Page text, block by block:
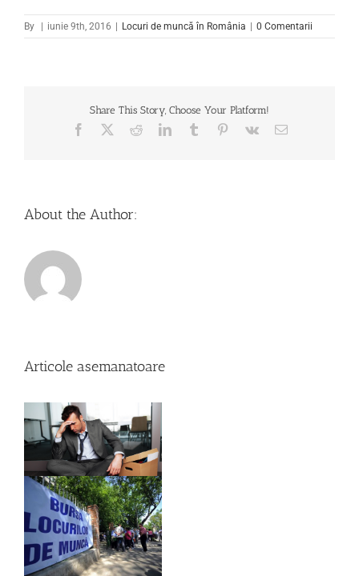
By iunie 9th, 2016 Locuri de muncă în România 0 Comentarii
Share This Story, Choose Your Platform!
Facebook RedditLinkedInTumblr Pinterest
Vk Email
About the Author:
Articole asemanatoare